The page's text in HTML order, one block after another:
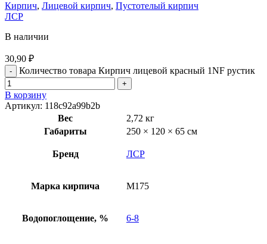
Кирпич, Лицевой кирпич, Пустотелый кирпич
ЛСР
В наличии
30,90 ₽
Количество товара Кирпич лицевой красный 1NF рустик
В корзину
Артикул: 118c92a99b2b
Вес
2,72 кг
Габариты
250 × 120 × 65 см
Бренд ЛСР
Марка кирпича М175
Водопоглощение, % 6-8